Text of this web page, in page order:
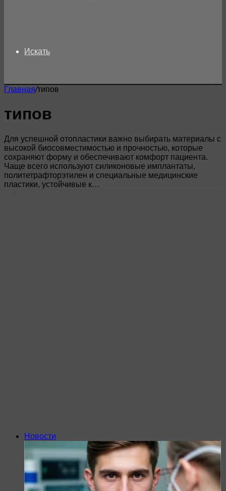
Искать
Главная/типов
типов
Для успешной отопластики важно выбирать материалы с
высокой биосовместимостью и прочностью, которые
сохраняют форму и обеспечивают комфорт пациента.
Чаще всего используют силиконовые имплантаты,
политетрафторэтилен и специальные медицинские
пластики, устойчивые к…
Новости